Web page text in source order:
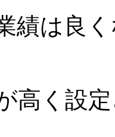
績は良
高く設